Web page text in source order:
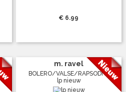
€ 6.99
m. ravel
BOLERO/VALSE/RAPSODI ...
lp nieuw